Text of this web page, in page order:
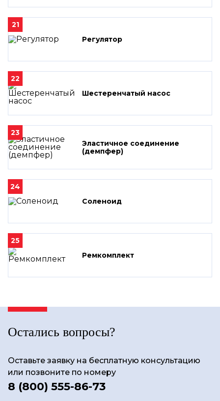
21
Регулятор
22
Шестеренчатый насос
23
Эластичное соединение
(демпфер)
24
Соленоид
25
Ремкомплект
Остались вопросы?
Оставьте заявку на бесплатную консультацию
или позвоните по номеру
8 (800) 555-86-73